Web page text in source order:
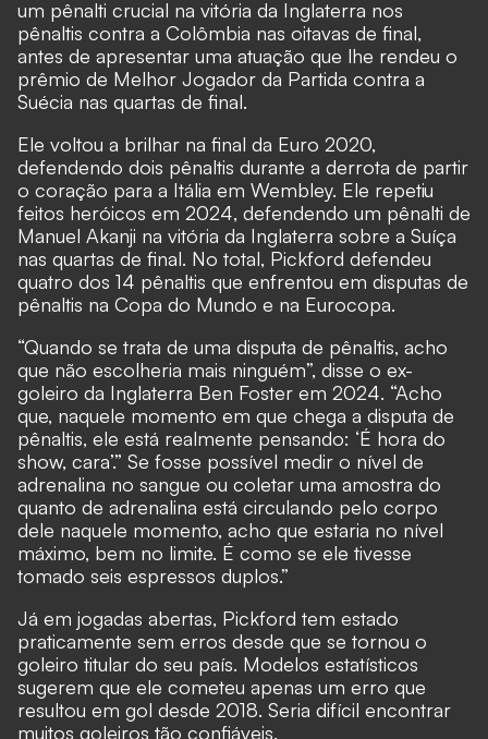
um pênalti crucial na vitória da Inglaterra nos
pênaltis contra a Colômbia nas oitavas de final,
antes de apresentar uma atuação que lhe rendeu o
prêmio de Melhor Jogador da Partida contra a
Suécia nas quartas de final.
Ele voltou a brilhar na final da Euro 2020,
defendendo dois pênaltis durante a derrota de partir
o coração para a Itália em Wembley. Ele repetiu
feitos heróicos em 2024, defendendo um pênalti de
Manuel Akanji na vitória da Inglaterra sobre a Suíça
nas quartas de final. No total, Pickford defendeu
quatro dos 14 pênaltis que enfrentou em disputas de
pênaltis na Copa do Mundo e na Eurocopa.
“Quando se trata de uma disputa de pênaltis, acho
que não escolheria mais ninguém”, disse o ex-
goleiro da Inglaterra Ben Foster em 2024. “Acho
que, naquele momento em que chega a disputa de
pênaltis, ele está realmente pensando: ‘É hora do
show, cara’.” Se fosse possível medir o nível de
adrenalina no sangue ou coletar uma amostra do
quanto de adrenalina está circulando pelo corpo
dele naquele momento, acho que estaria no nível
máximo, bem no limite. É como se ele tivesse
tomado seis espressos duplos.”
Já em jogadas abertas, Pickford tem estado
praticamente sem erros desde que se tornou o
goleiro titular do seu país. Modelos estatísticos
sugerem que ele cometeu apenas um erro que
resultou em gol desde 2018. Seria difícil encontrar
muitos goleiros tão confiáveis.